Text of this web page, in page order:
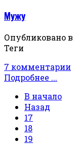
Мужу
Опубликовано в
Теги
7 комментарии
Подробнее ...
В начало
Назад
17
18
19